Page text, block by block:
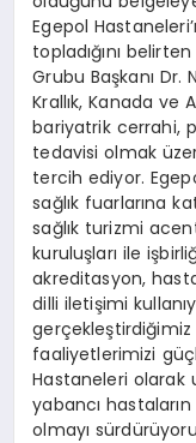
Egepol
topladığını
Grubu Başkanı Dr.
Krallık, Kanada
bariyatrik cerrahi,
tedavisi olmak
tercih ediyor.
sağlık fuarlarına
sağlık turizmi
kuruluşları ile
akreditasyon,
dilli iletişimi
gerçekleştirdiğimiz
faaliyetlerimizi
Hastaneleri olarak
yabancı
olmayı